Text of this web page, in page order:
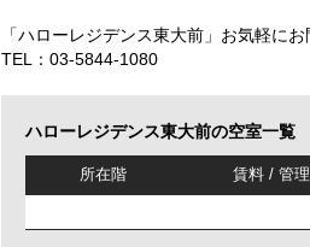
「ハローレジデンス東大前」お気軽に
TEL：03-5844-1080
ハローレジデンス東大前の空室一覧
所在階 賃料 / 管